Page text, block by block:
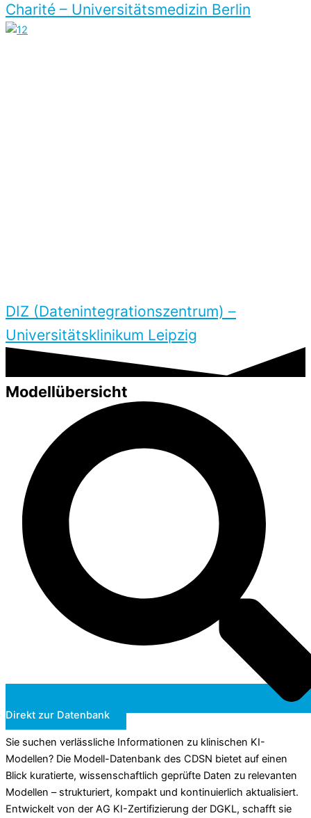
Charité – Universitäts­medizin Berlin
DIZ (Daten­integrations­zentrum) –
Universitäts­klinikum Leipzig
Modellübersicht
Direkt zur Datenbank
Sie suchen verlässliche Informationen zu klinischen KI-
Modellen? Die Modell-Datenbank des CDSN bietet auf einen
Blick kuratierte, wissenschaftlich geprüfte Daten zu relevanten
Modellen – strukturiert, kompakt und kontinuierlich aktualisiert.
Entwickelt von der AG KI-Zertifizierung der DGKL, schafft sie